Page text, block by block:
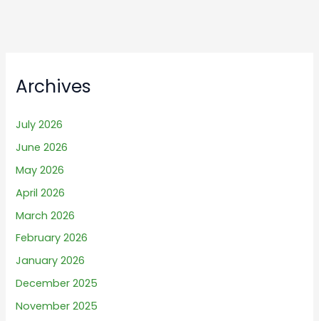
Archives
July 2026
June 2026
May 2026
April 2026
March 2026
February 2026
January 2026
December 2025
November 2025